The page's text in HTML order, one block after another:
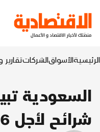
الرئيسيةالأسواقالشركات
شرائح لأجل 6 و10 و30 عاما